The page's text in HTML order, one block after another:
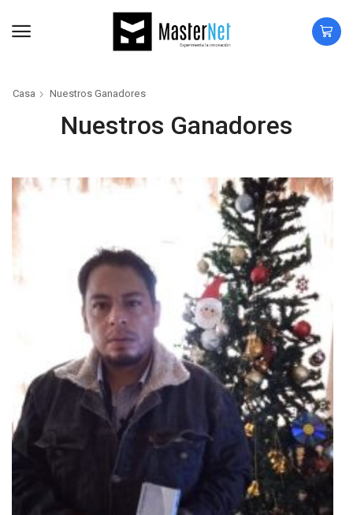
Casa Nuestros Ganadores
Nuestros Ganadores